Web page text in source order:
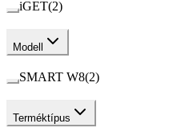
iGET(2)
Modell
SMART W8(2)
Terméktípus